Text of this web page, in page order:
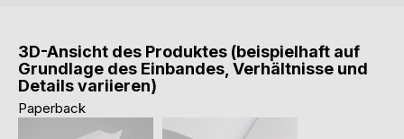
3D-Ansicht des Produktes (beispielhaft auf
Grundlage des Einbandes, Verhältnisse und
Details variieren)
Paperback